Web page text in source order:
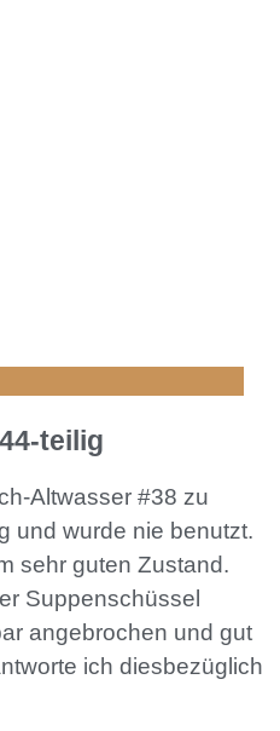
teilig
Altwasser #38 zu
und wurde nie benutzt.
sehr guten Zustand.
Suppenschüssel
angebrochen und gut
ich diesbezüglich